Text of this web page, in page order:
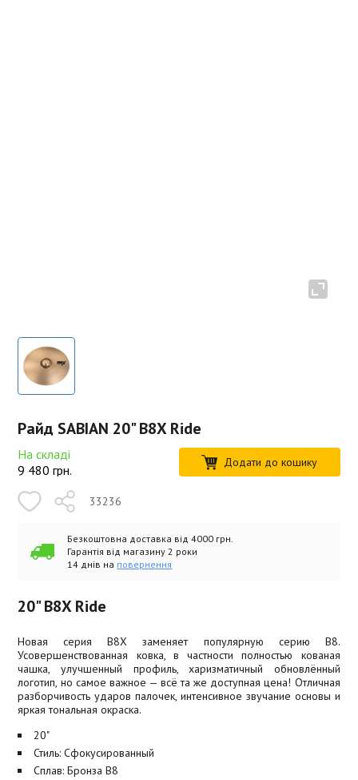
Райд SABIAN 20" B8X Ride
На складі
9 480 грн. Додати до кошику
33236
Безкоштовна доставка від 4000 грн.
Гарантія від магазину 2 роки
14 днів на повернення
20" B8X Ride
Новая серия B8X заменяет популярную серию B8.
Усовершенствованная ковка, в частности полностью кованая
чашка, улучшенный профиль, харизматичный обновлённый
логотип, но самое важное — всё та же доступная цена! Отличная
разборчивость ударов палочек, интенсивное звучание основы и
яркая тональная окраска.
20"
Стиль: Сфокусированный
Сплав: Бронза B8